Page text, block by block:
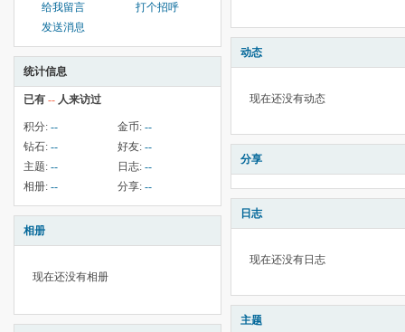
给我留言
打个招呼
发送消息
统计信息
已有 -- 人来访过
积分: -- 金币: --
钻石: -- 好友: --
主题: -- 日志: --
相册: -- 分享: --
相册
现在还没有相册
动态
现在还没有动态
分享
日志
现在还没有日志
主题